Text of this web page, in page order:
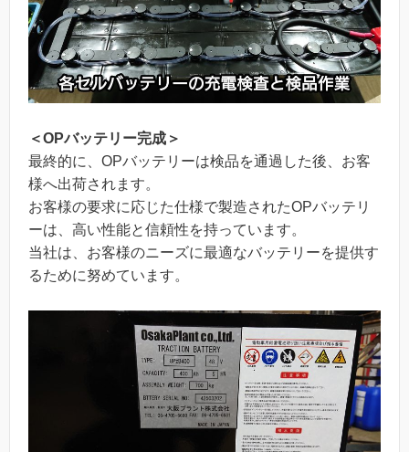
＜OPバッテリー完成＞
最終的に、OPバッテリーは検品を通過した後、お客
様へ出荷されます。
お客様の要求に応じた仕様で製造されたOPバッテリ
ーは、高い性能と信頼性を持っています。
当社は、お客様のニーズに最適なバッテリーを提供す
るために努めています。